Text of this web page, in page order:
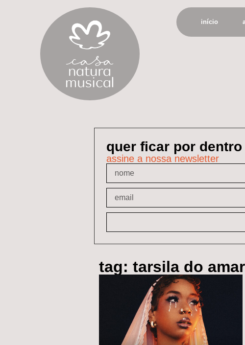
início
quer ficar por
assine a nossa newsletter
tag: tarsila do